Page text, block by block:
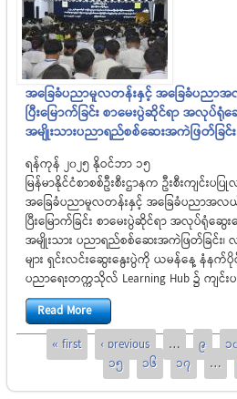
အခြေခံပညာမူလတန်းနှင့် အခြေခံပညာ
ပြီးမြောက်ခြင်း စာမေးပွဲဆိုင်ရာ အလုပ်ရုံ
အမျိုးသားပညာရည်စစ်ဆေးအကဲဖြတ်ခြ
ရန်ကုန် ၂၀၂၅ နိုဝင်ဘာ ၁၅
မြန်မာနိုင်ငံစာစစ်ဦးစီးဌာနက ဦးစီးကျင်းပ
အခြေခံပညာမူလတန်းနှင့် အခြေခံပညာအလ
ပြီးမြောက်ခြင်း စာမေးပွဲဆိုင်ရာ အလုပ်ရုံဆွေး
အမျိုးသား ပညာရည်စစ်ဆေးအကဲဖြတ်ခြင်း၊
များ ရှင်းလင်းဆွေးနွေးပွဲကို ယမန်နေ့ နံနက်
ပညာရေးတက္ကသိုလ် Learning Hub ၌ ကျင်
Read More
Pages« first ‹ previous … 9
15
16 17 …